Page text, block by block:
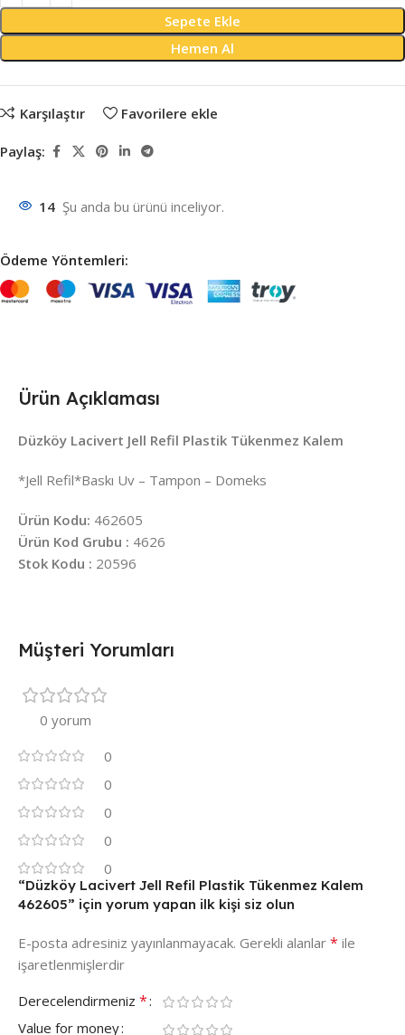
Sepete Ekle
Hemen Al
Karşılaştır Favorilere ekle
Paylaş:
14 Şu anda bu ürünü inceliyor.
Ödeme Yöntemleri:
Ürün Açıklaması
Düzköy Lacivert Jell Refil Plastik Tükenmez Kalem
*Jell Refil*Baskı Uv – Tampon – Domeks
Ürün Kodu: 462605
Ürün Kod Grubu : 4626
Stok Kodu : 20596
Müşteri Yorumları
0 yorum
0
0
0
0
0
“Düzköy Lacivert Jell Refil Plastik Tükenmez Kalem
462605” için yorum yapan ilk kişi siz olun
E-posta adresiniz yayınlanmayacak. Gerekli alanlar * ile
işaretlenmişlerdir
Derecelendirmeniz *
Value for money